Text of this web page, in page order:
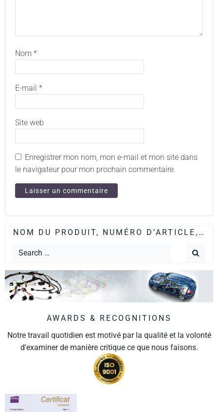
Nom *
E-mail *
Site web
Enregistrer mon nom, mon e-mail et mon site dans
le navigateur pour mon prochain commentaire.
NOM DU PRODUIT, NUMÉRO D’ARTICLE,…
AWARDS & RECOGNITIONS
Notre travail quotidien est motivé par la qualité et la volonté
d'examiner de manière critique ce que nous faisons.